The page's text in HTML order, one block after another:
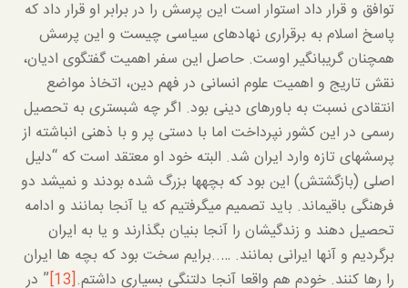
توافق و قرار داد استوار است این پرسش را در برابر او قرار داد که
پاسخ اسلام به برقراری نهادهای سیاسی چیست و این پرسش
همچنان گریبانگیر اوست. حاصل این سفر اهمیت گفتگوی ادیان،
نقش تاریج و اهمیت علوم انسانی در فهم دین، اتخاذ مواضع
انتقادی نسبت به باورهای دینی بود. اگر چه شبستری به تحصیل
رسمی در این کشور نپرداخت اما با دستی پر و با ذهنی انباشته از
پرسش­های تازه وارد ایران شد. البته خود او معتقد است که “دلیل
اصلی (بازگشتش) این بود که بچه­ها بزرگ شده بودند و نمی­شد دو
فرهنگی باقی­ماند. باید تصمیم می­گرفتیم که یا آنجا بمانند و ادامه
تحصیل دهند و زندگی­شان را آنجا بنیان بگذارند و یا به ایران
برگردیم و آنها ایرانی بمانند. …..برایم سخت بود که بچه ها ایران
را رها کنند. خودم هم واقعا آنجا دلتنگی بسیاری داشتم.[13]
” در